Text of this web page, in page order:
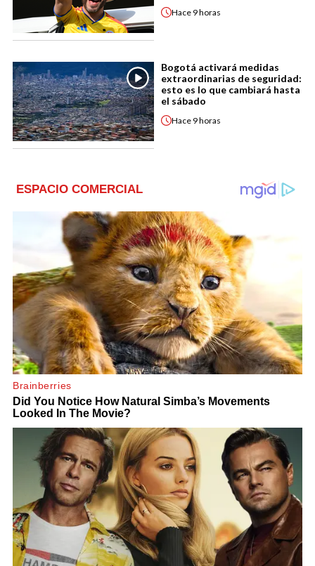
Hace 9 horas
Bogotá activará medidas
extraordinarias de seguridad:
esto es lo que cambiará hasta
el sábado
Hace 9 horas